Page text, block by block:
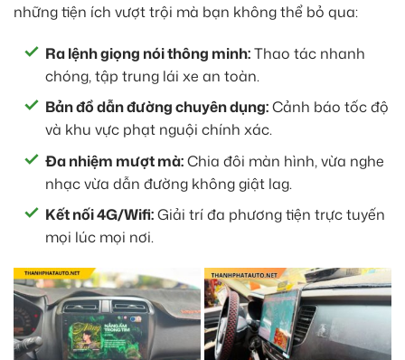
những tiện ích vượt trội mà bạn không thể bỏ qua:
Ra lệnh giọng nói thông minh:Thao tác nhanh
chóng, tập trung lái xe an toàn.
Bản đồ dẫn đường chuyên dụng:Cảnh báo tốc độ
và khu vực phạt nguội chính xác.
Đa nhiệm mượt mà:Chia đôi màn hình, vừa nghe
nhạc vừa dẫn đường không giật lag.
Kết nối 4G/Wifi:Giải trí đa phương tiện trực tuyến
mọi lúc mọi nơi.